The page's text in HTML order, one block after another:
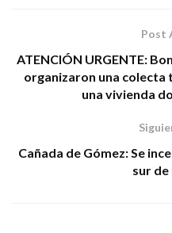
Post
ATENCIÓN URGENTE:
organizaron una
una vivienda
Cañada de Gómez: Se
sur de